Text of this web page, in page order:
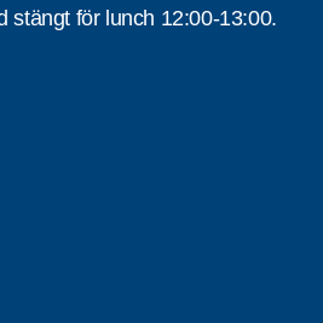
stängt för lunch 12:00-13:00.